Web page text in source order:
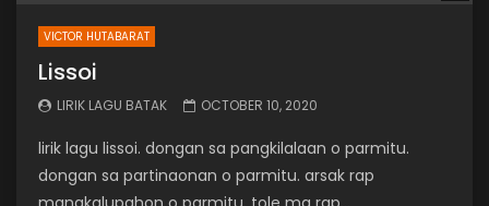
VICTOR HUTABARAT
Lissoi
LIRIK LAGU BATAK OCTOBER 10, 2020
lirik lagu lissoi. dongan sa pangkilalaan o parmitu.
dongan sa partinaonan o parmitu. arsak rap